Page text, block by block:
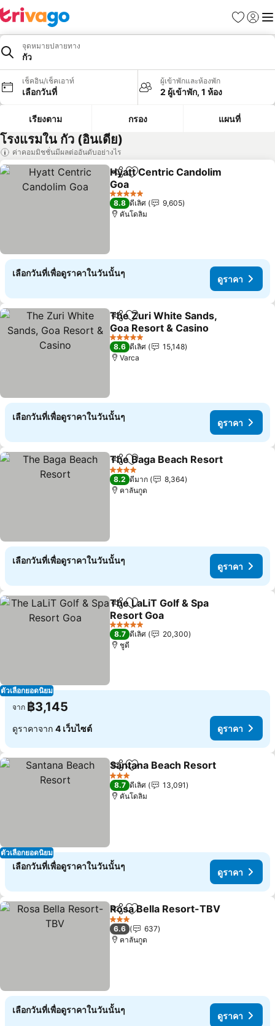
รายการโป
เข้าสู่ร
เมนู
จุดหมายปลายทาง
กัว
เช็คอิน/เช็คเอาท์
เลือกวันที่
ผู้เข้าพักและห้องพัก
2 ผู้เข้าพัก, 1 ห้อง
เรียงตาม กรอง แผนที่
โรงแรมใน กัว (อินเดีย)
ค่าคอมมิชชั่นมีผลต่ออันดับอย่างไร
แชร์ เพิ่มในรายการโปรด
Hyatt Centric Candolim
Goa
5 ดาว
8.8 ดีเลิศ
9,605
คันโดลิม
เลือกวันที่เพื่อดูราคาในวันนั้นๆ
ดูราคา
แชร์ เพิ่มในรายการโปรด
The Zuri White Sands,
Goa Resort & Casino
5 ดาว
8.6 ดีเลิศ
15,148
Varca
เลือกวันที่เพื่อดูราคาในวันนั้นๆ
ดูราคา
แชร์ เพิ่มในรายการโปรด
The Baga Beach Resort
4 ดาว
8.2 ดีมาก
8,364
คาลันกูด
เลือกวันที่เพื่อดูราคาในวันนั้นๆ
ดูราคา
ตัวเลือกยอดนิยม
แชร์ เพิ่มในรายการโปรด
The LaLiT Golf & Spa
Resort Goa
5 ดาว
8.7 ดีเลิศ
20,300
ชูดี
จาก ฿3,145
ดูราคาจาก 4 เว็บไซต์ ดูราคา
ตัวเลือกยอดนิยม
แชร์ เพิ่มในรายการโปรด
Santana Beach Resort
3 ดาว
8.7 ดีเลิศ
13,091
คันโดลิม
เลือกวันที่เพื่อดูราคาในวันนั้นๆ
ดูราคา
แชร์ เพิ่มในรายการโปรด
Rosa Bella Resort-TBV
3 ดาว
6.6
637
คาลันกูด
เลือกวันที่เพื่อดูราคาในวันนั้นๆ
ดูราคา